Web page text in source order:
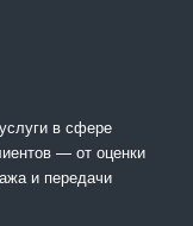
в сфере
— от оценки
и передачи